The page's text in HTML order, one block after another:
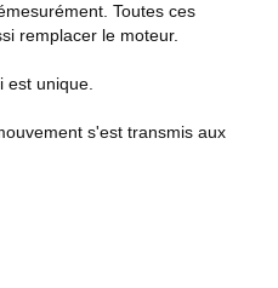
Toutes ces
remplacer le moteur.
unique.
s'est transmis aux